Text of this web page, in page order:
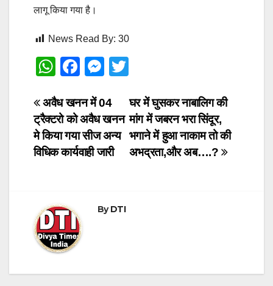
लागू किया गया है।
News Read By: 30
W
at
s
A
F
c
e
b
o
M
ss
e
n
g
tt
er
Post
navigation
घर में घुसकर नाबालिग की
मांग में जबरन भरा सिंदूर,
भगाने में हुआ नाकाम तो की
अभद्रता,और अब….?
अवैध खनन में 04
ट्रैक्टरो को अवैध खनन
मे किया गया सीज अन्य
विधिक कार्यवाही जारी
ByDTI